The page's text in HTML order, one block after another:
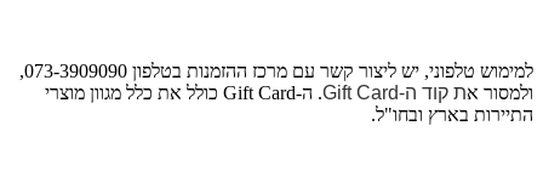
למימוש טלפוני,
יש ליצור קשר עם מרכז ההזמנות בטלפון 073-3909090,
ולמסור את קוד ה-Gift Card
. ה-Gift Card כולל את כלל מגוון מוצרי
התיירות בארץ ובחו"ל.